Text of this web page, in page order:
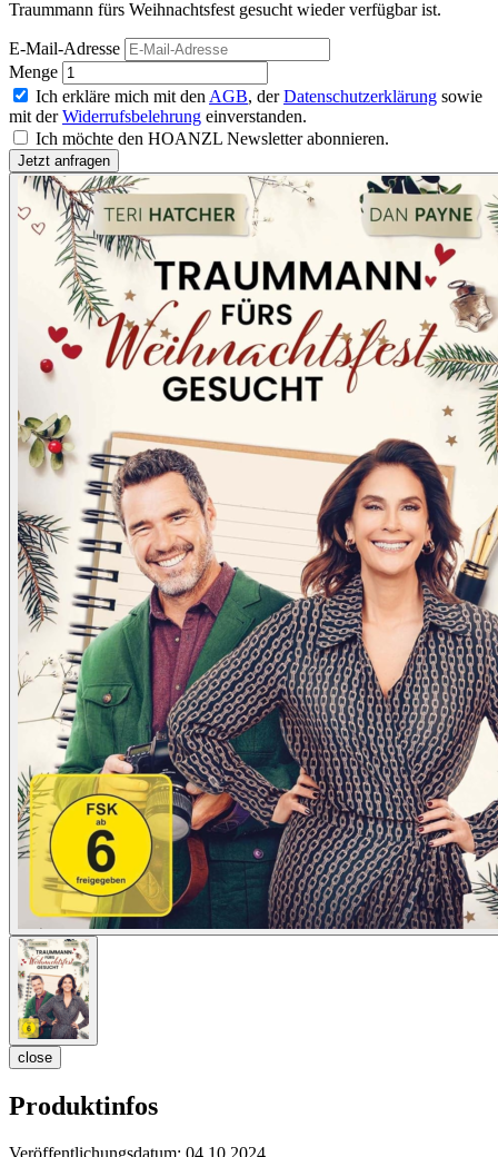
Traummann fürs Weihnachtsfest gesucht wieder verfügbar ist.
E-Mail-Adresse
Menge
Ich erkläre mich mit den AGB, derDatenschutzerklärung sowie
mit derWiderrufsbelehrung einverstanden.
Ich möchte den HOANZL Newsletter abonnieren.
close
Produktinfos